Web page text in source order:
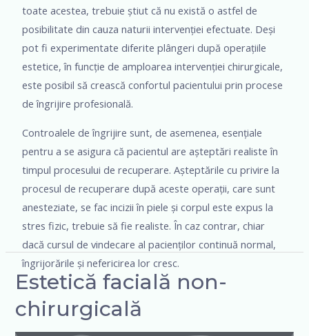
toate acestea, trebuie știut că nu există o astfel de
posibilitate din cauza naturii intervenției efectuate. Deși
pot fi experimentate diferite plângeri după operațiile
estetice, în funcție de amploarea intervenției chirurgicale,
este posibil să crească confortul pacientului prin procese
de îngrijire profesională.
Controalele de îngrijire sunt, de asemenea, esențiale
pentru a se asigura că pacientul are așteptări realiste în
timpul procesului de recuperare. Așteptările cu privire la
procesul de recuperare după aceste operații, care sunt
anesteziate, se fac incizii în piele și corpul este expus la
stres fizic, trebuie să fie realiste. În caz contrar, chiar
dacă cursul de vindecare al pacienților continuă normal,
îngrijorările și nefericirea lor cresc.
Estetică facială non-
chirurgicală